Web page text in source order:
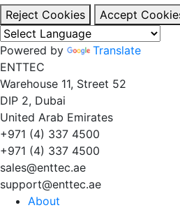
Reject Cookies Accept
Powered by
Translate
ENTTEC
Warehouse 11, Street 52
DIP 2, Dubai
United Arab Emirates
+971 (4) 337 4500
+971 (4) 337 4500
sales@enttec.ae
support@enttec.ae
About